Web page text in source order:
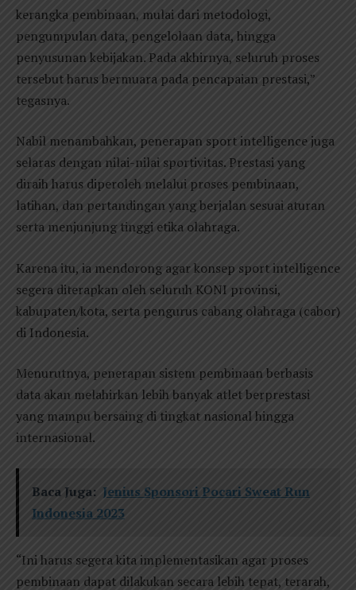
kerangka pembinaan, mulai dari metodologi,
pengumpulan data, pengelolaan data, hingga
penyusunan kebijakan. Pada akhirnya, seluruh proses
tersebut harus bermuara pada pencapaian prestasi,”
tegasnya.
Nabil menambahkan, penerapan sport intelligence juga
selaras dengan nilai-nilai sportivitas. Prestasi yang
diraih harus diperoleh melalui proses pembinaan,
latihan, dan pertandingan yang berjalan sesuai aturan
serta menjunjung tinggi etika olahraga.
Karena itu, ia mendorong agar konsep sport intelligence
segera diterapkan oleh seluruh KONI provinsi,
kabupaten/kota, serta pengurus cabang olahraga (cabor)
di Indonesia.
Menurutnya, penerapan sistem pembinaan berbasis
data akan melahirkan lebih banyak atlet berprestasi
yang mampu bersaing di tingkat nasional hingga
internasional.
Baca Juga: Jenius Sponsori Pocari Sweat Run
Indonesia 2023
“Ini harus segera kita implementasikan agar proses
pembinaan dapat dilakukan secara lebih tepat, terarah,